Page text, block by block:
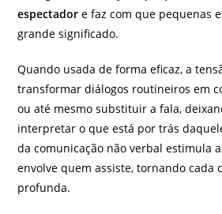
espectador e faz com que pequenas
grande significado.
Quando usada de forma eficaz, a
transformar diálogos routineiros em
ou até mesmo substituir a fala,
interpretar o que está por trás
da comunicação não verbal estimula
envolve quem assiste, tornando cada
profunda.